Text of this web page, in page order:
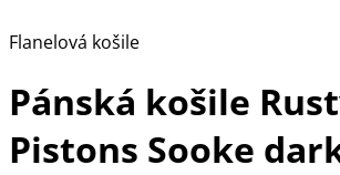
Flanelová košile
Pánská košile
Pistons Sooke